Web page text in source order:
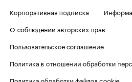
Корпоративная подписка
О соблюдении авторских прав
Пользовательское соглашение
Политика в отношении обработки
Политика обработки файлов cookie